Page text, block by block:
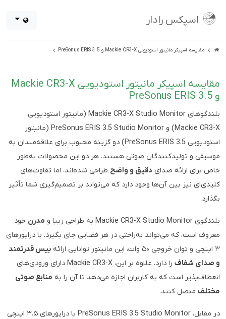
اسپکس رادار
مقایسه اسپیکر مانیتور استودیویی Mackie CR3-X و PreSonus ERIS 3.5
مقایسه اسپیکر مانیتور استودیویی Mackie CR3-X
و PreSonus ERIS 3.5
بلندگوهای Mackie CR3-X Studio Monitor (مانیتور استودیویی
Mackie CR3-X) و PreSonus ERIS 3.5 Studio Monitor (مانیتور
استودیویی PreSonus ERIS 3.5) دو گزینه محبوب برای علاقه‌مندان به
موسیقی و تولیدکنندگان صوتی هستند. هر دو این محصولات به‌طور
خاص برای ارائه صدای دقیق و واضح طراحی شده‌اند، اما تفاوت‌های
کلیدی‌ای نیز بین آن‌ها وجود دارد که می‌تواند بر تصمیم‌گیری شما تأثیر
بگذارد.
بلندگوی Mackie CR3-X Studio Monitor به طراحی زیبا و مدرن خود
معروف است، که می‌تواند به‌راحتی در هر فضایی جای بگیرد. با درایورهای
۳ اینچی و توان خروجی ۵۰ وات، این مانیتور توانایی ارائه
بیس قدرتمند
و صدای شفاف
را دارد. علاوه بر این، Mackie CR3-X دارای ورودی‌های
انعطاف‌پذیر است که به کاربران اجازه می‌دهد تا آن را به منابع صوتی
مختلف متصل کنند.
در مقابل، PreSonus ERIS 3.5 Studio Monitor با درایورهای ۳.۵ اینچی